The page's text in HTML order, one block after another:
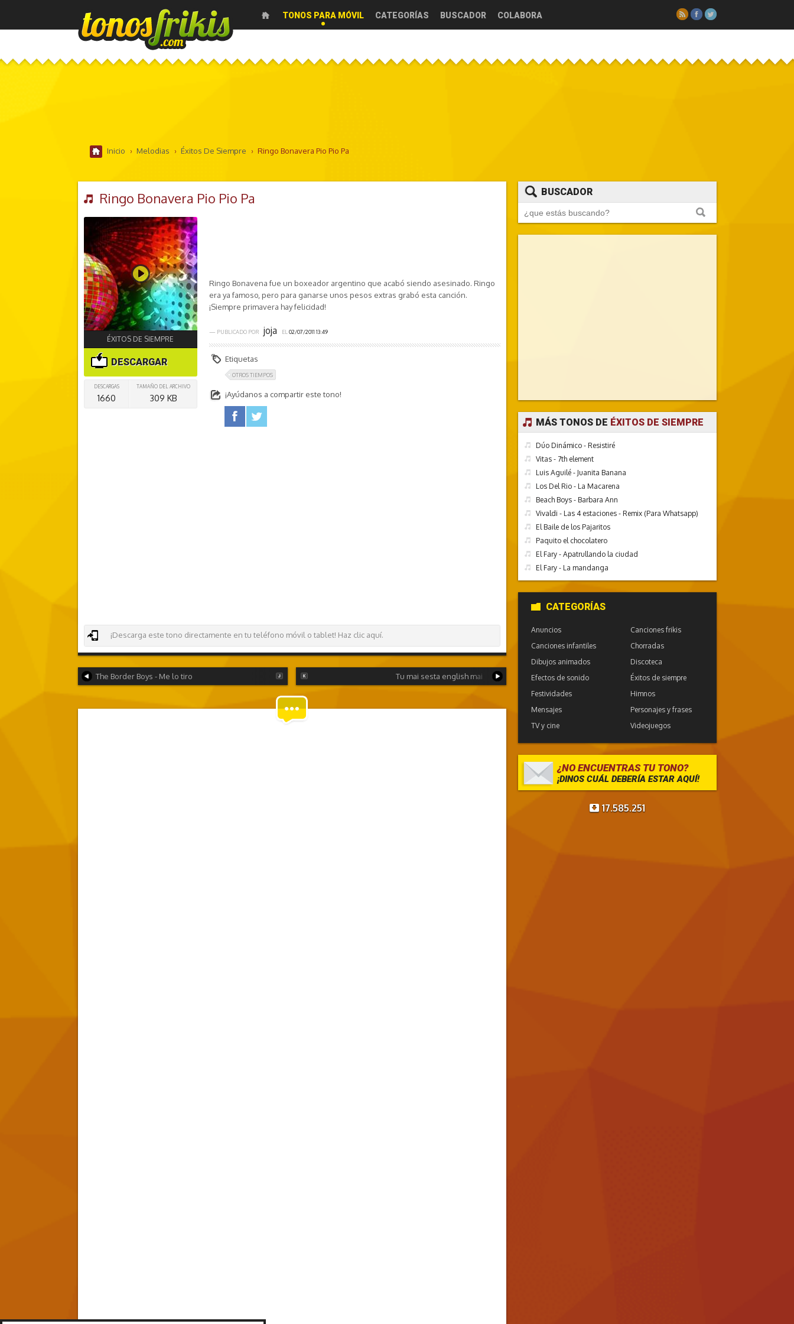
TONOS PARA MÓVIL CATEGORÍAS BUSCADOR COLABORA
Inicio › Melodias › Éxitos De Siempre › Ringo Bonavera Pio Pio Pa
Ringo Bonavera Pio Pio Pa
ÉXITOS DE SIEMPRE
DESCARGAR
DESCARGAS
1660
TAMAÑO DEL ARCHIVO
309 KB
Ringo Bonavena fue un boxeador argentino que acabó siendo asesinado. Ringo
era ya famoso, pero para ganarse unos pesos extras grabó esta canción.
¡Siempre primavera hay felicidad!
— PUBLICADO POR joja EL 02/07/2011 13:49
Etiquetas
OTROS TIEMPOS
¡Ayúdanos a compartir este tono!
¡Descarga este tono directamente en tu teléfono móvil o tablet! Haz clic aquí.
The Border Boys - Me lo tiro Tu mai sesta english mai
BUSCADOR
MÁS TONOS DE ÉXITOS DE SIEMPRE
Dúo Dinámico - Resistiré
Vitas - 7th element
Luis Aguilé - Juanita Banana
Los Del Rio - La Macarena
Beach Boys - Barbara Ann
Vivaldi - Las 4 estaciones - Remix (Para Whatsapp)
El Baile de los Pajaritos
Paquito el chocolatero
El Fary - Apatrullando la ciudad
El Fary - La mandanga
CATEGORÍAS
Anuncios
Canciones frikis
Canciones infantiles
Chorradas
Dibujos animados
Discoteca
Efectos de sonido
Éxitos de siempre
Festividades
Himnos
Mensajes
Personajes y frases
TV y cine
Videojuegos
¿NO ENCUENTRAS TU TONO?
¡DINOS CUÁL DEBERÍA ESTAR AQUÍ!
17.585.251